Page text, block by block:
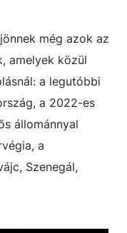
még azok az
amelyek közül
a legutóbbi
a 2022-es
állománnyal
a
Szenegál,